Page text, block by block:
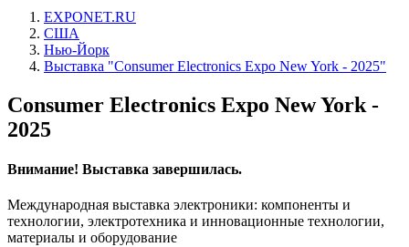
EXPONET.RU
США
Нью-Йорк
Выставка "Consumer Electronics Expo New York - 2025"
Consumer Electronics Expo New York -
2025
Внимание! Выставка завершилась.
Международная выставка электроники: компоненты и
технологии, электротехника и инновационные технологии,
материалы и оборудование